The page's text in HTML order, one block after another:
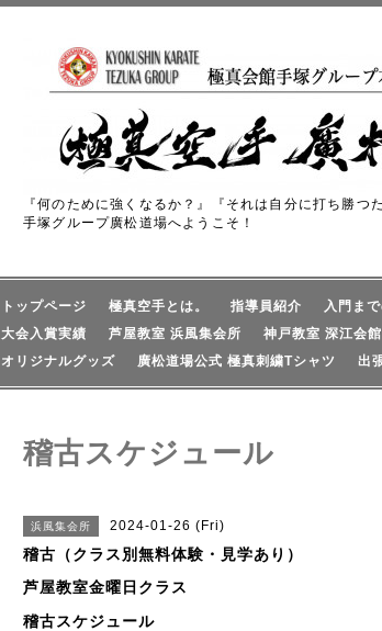
『何のために強くなるか？』『それは自分に打ち勝
手塚グループ廣松道場へようこそ！
トップページ 極真空手とは。 指導員紹介 入門ま
大会入賞実績
芦屋教室 浜風集会所 神戸教室 深江会館
オリジナルグッズ
廣松道場公式 極真刺繍Tシャツ 出
稽古スケジュール
浜風集会所 2024-01-26 (Fri)
稽古（クラス別無料体験・見学あり）
芦屋教室金曜日クラス
稽古スケジュール